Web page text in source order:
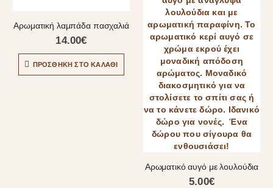
Αρωματική λαμπάδα πασχαλιά
14.00€
ΠΡΟΣΘΉΚΗ ΣΤΟ ΚΑΛΆΘΙ
Αρωματικό αυγό με λουλούδια
5.00€